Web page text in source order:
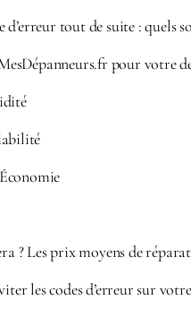
tout de suite : quels
pour votre
? Les prix moyens de
les codes d’erreur sur